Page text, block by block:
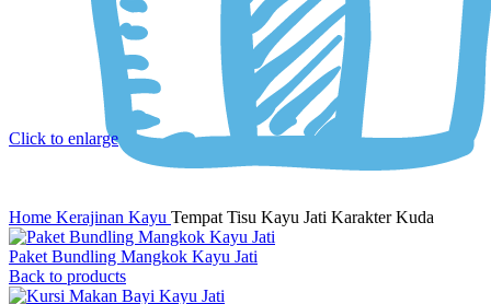
Click to enlarge
Home Kerajinan Kayu Tempat Tisu Kayu Jati Karakter Kuda
Paket Bundling Mangkok Kayu Jati
Back to products